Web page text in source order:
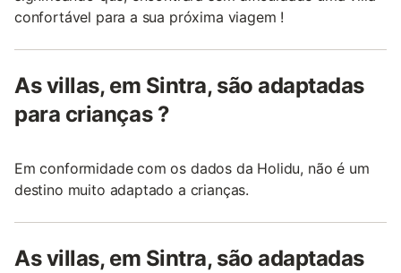
confortável para a sua próxima viagem !
As villas, em Sintra, são adaptadas
para crianças ?
Em conformidade com os dados da Holidu, não é um
destino muito adaptado a crianças.
As villas, em Sintra, são adaptadas